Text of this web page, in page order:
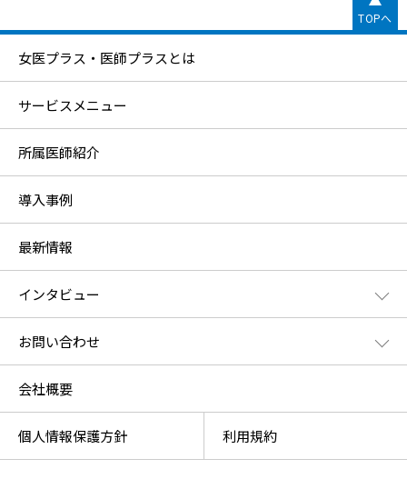
TOPへ
女医プラス・医師プラスとは
サービスメニュー
所属医師紹介
導入事例
最新情報
インタビュー
お問い合わせ
会社概要
個人情報保護方針 利用規約